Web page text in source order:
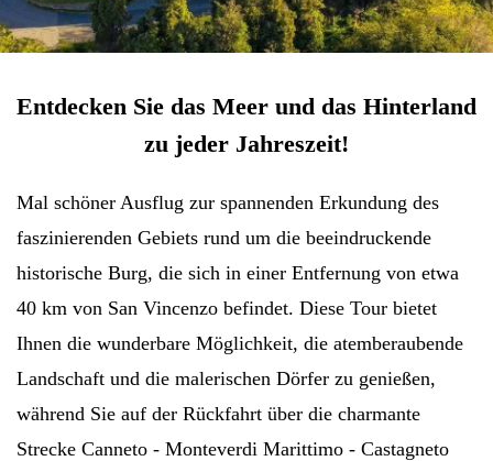
Entdecken Sie das Meer und das Hinterland
zu jeder Jahreszeit!
Mal schöner Ausflug zur spannenden Erkundung des
faszinierenden Gebiets rund um die beeindruckende
historische Burg, die sich in einer Entfernung von etwa
40 km von San Vincenzo befindet. Diese Tour bietet
Ihnen die wunderbare Möglichkeit, die atemberaubende
Landschaft und die malerischen Dörfer zu genießen,
während Sie auf der Rückfahrt über die charmante
Strecke Canneto - Monteverdi Marittimo - Castagneto